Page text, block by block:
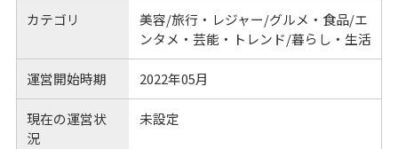
カテゴリ
美容/旅行・レジャー/グルメ・食品/エ
ンタメ・芸能・トレンド/暮らし・生活
運営開始時期 2022年05月
現在の運営状
況
未設定